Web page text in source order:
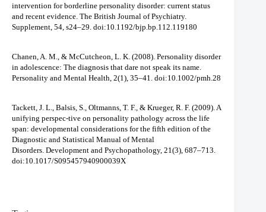
intervention for borderline personality disorder: current status
and recent evidence. The British Journal of Psychiatry.
Supplement, 54, s24–29. doi:10.1192/bjp.bp.112.119180
Chanen, A. M., & McCutcheon, L. K. (2008). Personality disorder
in adolescence: The diagnosis that dare not speak its name.
Personality and Mental Health, 2(1), 35–41. doi:10.1002/pmh.28
Tackett, J. L., Balsis, S., Oltmanns, T. F., & Krueger, R. F. (2009). A
unifying perspec-tive on personality pathology across the life
span: developmental considerations for the fifth edition of the
Diagnostic and Statistical Manual of Mental
Disorders. Development and Psychopathology, 21(3), 687–713.
doi:10.1017/S095457940900039X